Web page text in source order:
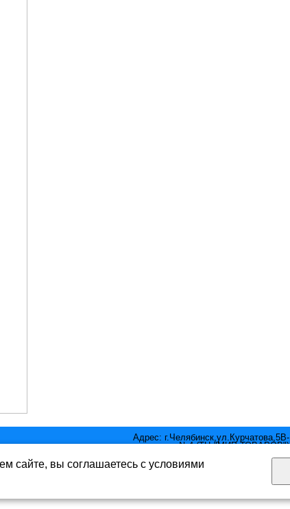
Адрес: г.Челябинск,ул.Курчатова,5В-
отдел №4 (ТЦ "МИР ТОВАРОВ")
Email: mir.pool@yandex.ru
защищены.
сайте, вы соглашаетесь с условиями